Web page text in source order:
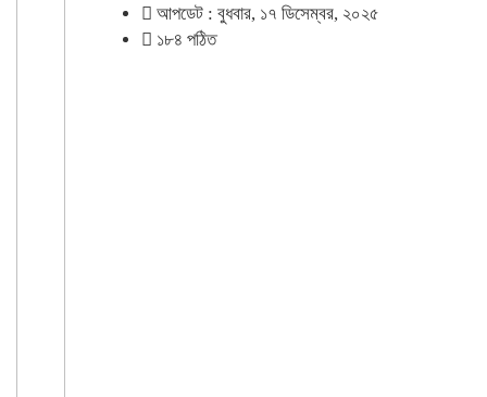
আপডেট : বুধবার, ১৭ ডিসেম্বর, ২০২৫
১৮৪ পঠিত